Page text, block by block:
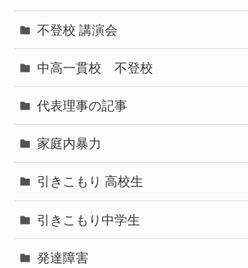
不登校 講演会
中高一貫校 不登校
代表理事の記事
家庭内暴力
引きこもり 高校生
引きこもり中学生
発達障害